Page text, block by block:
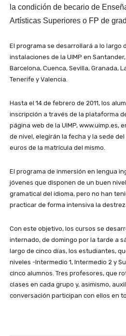
la condición de becario de
Artísticas Superiores o FP de
El programa se desarrollará a lo largo
instalaciones de la UIMP en
Barcelona, Cuenca, Sevilla, Granada,
Tenerife y Valencia.
Hasta el 14 de febrero de 2011, los
inscripción a través de la plataforma
página web de la UIMP, www.uimp.es,
de nivel, elegirán la fecha y la sede
euros de la matrícula del mismo.
El programa de inmersión en lengua
jóvenes que disponen de un buen
gramatical del idioma, pero no han
practicar de forma intensiva la
Con este objetivo, los cursos se
internado, de domingo por la tarde a
largo de cinco días, los estudiantes,
niveles -Intermedio 1, Intermedio 2 y
cinco alumnos. Tres profesores, que
clases en cada grupo y, asimismo,
conversación participan con ellos en